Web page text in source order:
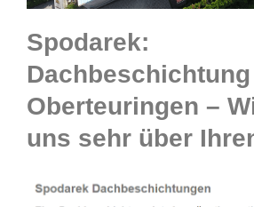
Spodarek:
Dachbeschichtung
Oberteuringen –
uns sehr über